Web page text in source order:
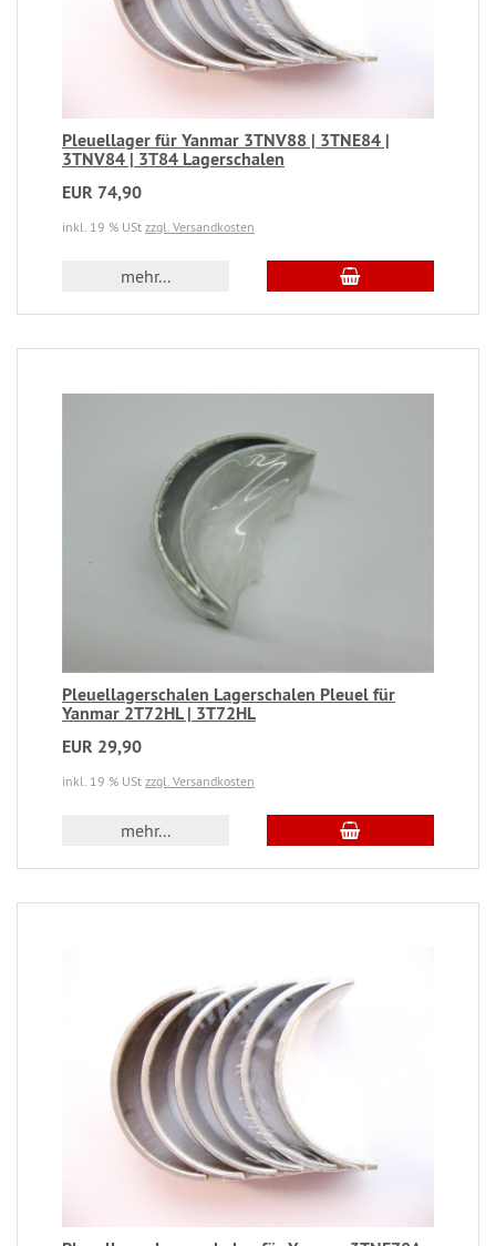
Pleuellager für Yanmar 3TNV88 | 3TNE84 |
3TNV84 | 3T84 Lagerschalen
EUR 74,90
inkl. 19 % USt zzgl. Versandkosten
mehr...
Pleuellagerschalen Lagerschalen Pleuel für
Yanmar 2T72HL | 3T72HL
EUR 29,90
inkl. 19 % USt zzgl. Versandkosten
mehr...